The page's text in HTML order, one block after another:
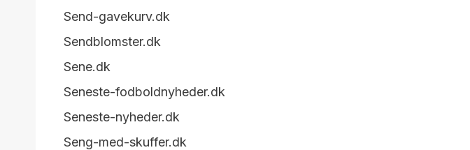
Send-gavekurv.dk
Sendblomster.dk
Sene.dk
Seneste-fodboldnyheder.dk
Seneste-nyheder.dk
Seng-med-skuffer.dk